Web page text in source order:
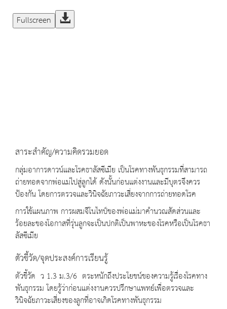
Fullscreen
สาระสำคัญ/ความคิดรวมยอด
กลุ่มอาการดาวน์และโรคธาลัสซีเมีย เป็นโรคทางพันธุกรรมที่สามารถ
ถ่ายทอดจากพ่อแม่ไปสู่ลูกได้ ดังนั้นก่อนแต่งงานและมีบุตรจึงควร
ป้องกัน โดยการตรวจและวินิจฉัยภาวะเสี่ยงจากการถ่ายทอดโรค
การใช้แผนภาพ การผสมจีโนไทป์ของพ่อแม่มาคำนวณสัดส่วนและ
ร้อยละของโอกาสที่รุ่นลูกจะเป็นปกติเป็นพาหะของโรคหรือเป็นโรคธา
ลัสซีเมีย
ตัวชี้วัด/จุดประสงค์การเรียนรู้
ตัวชี้วัด ว 1.3 ม.3/6 ตระหนักถึงประโยชน์ของความรู้เรื่องโรคทาง
พันธุกรรม โดยรู้ว่าก่อนแต่งงานควรปรึกษาแพทย์เพื่อตรวจและ
วินิจฉัยภาวะเสี่ยงของลูกที่อาจเกิดโรคทางพันธุกรรม